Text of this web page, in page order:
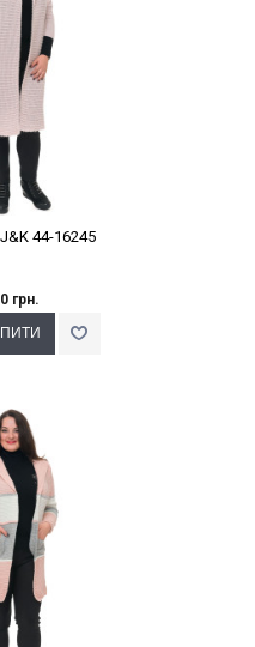
44-16245
грн.
Варіант з %